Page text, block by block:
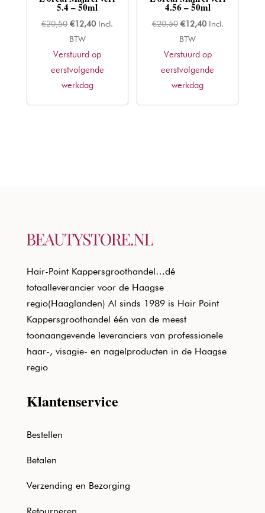
5.4 – 50ml
€20,50 Oorspronkelijke
prijs
was:
€20,50.
€12,40Huidige
is:
€12,40.
Incl.
BTW
Verstuurd op
eerstvolgende
werkdag
4.56 – 50ml
€20,50 Oorspronkelijke
prijs
was:
€20,50.
€12,40Huidige
is:
€12,40.
Incl.
BTW
Verstuurd op
eerstvolgende
werkdag
Hair-Point Kappersgroothandel…dé
totaalleverancier voor de Haagse
regio(Haaglanden) Al sinds 1989 is Hair Point
Kappersgroothandel één van de meest
toonaangevende leveranciers van professionele
haar-, visagie- en nagelproducten in de Haagse
regio
Klantenservice
Bestellen
Betalen
Verzending en Bezorging